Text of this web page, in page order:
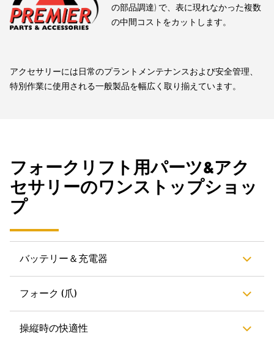
の部品調達) で、表に現れなかった複数
の中間コストをカットします。
アクセサリーには日常のプラントメンテナンスおよび安全管理、
特別作業に使用される一般製品を幅広く取り揃えています。
フォークリフト用パーツ&アク
セサリーのワンストップショッ
プ
バッテリー＆充電器
フォーク (爪)
操縦時の快適性